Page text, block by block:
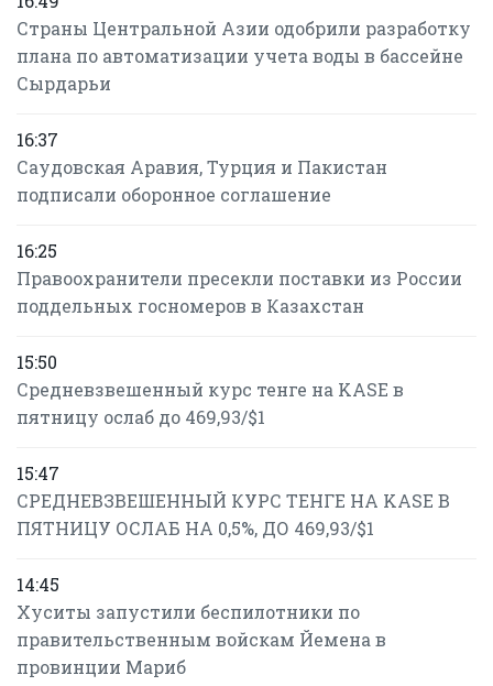
Страны Центральной Азии одобрили разработку
плана по автоматизации учета воды в бассейне
Сырдарьи
16:37
Саудовская Аравия, Турция и Пакистан
подписали оборонное соглашение
16:25
Правоохранители пресекли поставки из России
поддельных госномеров в Казахстан
15:50
Средневзвешенный курс тенге на KASE в
пятницу ослаб до 469,93/$1
15:47
СРЕДНЕВЗВЕШЕННЫЙ КУРС ТЕНГЕ НА KASE В
ПЯТНИЦУ ОСЛАБ НА 0,5%, ДО 469,93/$1
14:45
Хуситы запустили беспилотники по
правительственным войскам Йемена в
провинции Мариб